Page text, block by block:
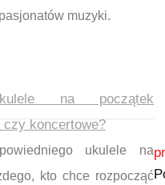
muzyki.
na początek
czy koncertowe?
ukulele na
kto chce rozpocząć